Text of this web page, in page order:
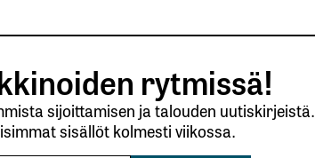
rytmissä!
sijoittamisen ja talouden uutiskirjeistä.
sisällöt kolmesti viikossa.